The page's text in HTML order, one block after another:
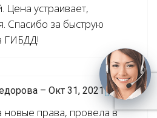
Цена устраивает,
Спасибо за быструю
ГИБДД!
– Окт 31, 2021
новые права, провела в